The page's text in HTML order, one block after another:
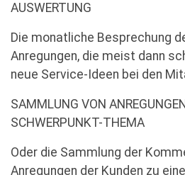
AUSWERTUNG
Die monatliche Besprechung
Anregungen, die meist dann
neue Service-Ideen bei den
SAMMLUNG VON
SCHWERPUNKT-THEMA
Oder die Sammlung der
Anregungen der Kunden zu